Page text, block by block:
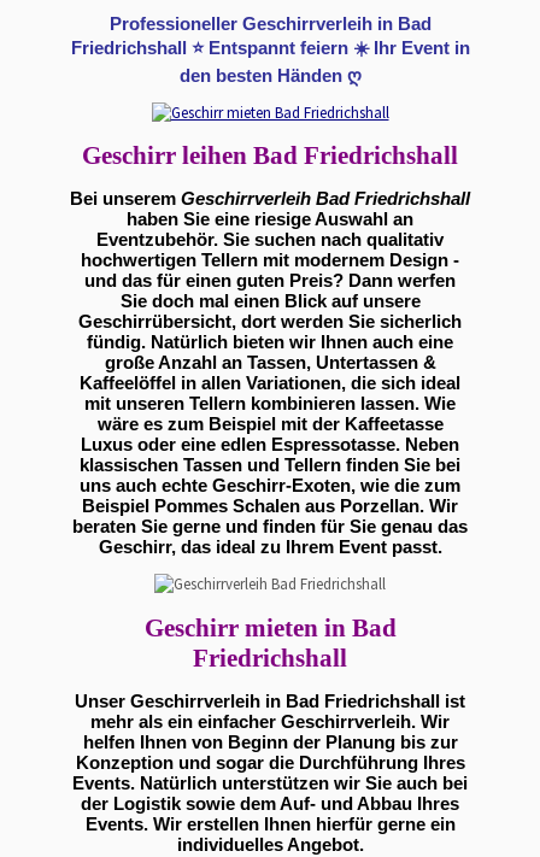
Professioneller Geschirrverleih in Bad
Friedrichshall ⭐ Entspannt feiern ☀️ Ihr Event in
den besten Händen ღ
Geschirr leihen Bad Friedrichshall
Bei unserem Geschirrverleih Bad Friedrichshall
haben Sie eine riesige Auswahl an
Eventzubehör. Sie suchen nach qualitativ
hochwertigen Tellern mit modernem Design -
und das für einen guten Preis? Dann werfen
Sie doch mal einen Blick auf unsere
Geschirrübersicht, dort werden Sie sicherlich
fündig. Natürlich bieten wir Ihnen auch eine
große Anzahl an Tassen, Untertassen &
Kaffeelöffel in allen Variationen, die sich ideal
mit unseren Tellern kombinieren lassen. Wie
wäre es zum Beispiel mit der Kaffeetasse
Luxus oder eine edlen Espressotasse. Neben
klassischen Tassen und Tellern finden Sie bei
uns auch echte Geschirr-Exoten, wie die zum
Beispiel Pommes Schalen aus Porzellan. Wir
beraten Sie gerne und finden für Sie genau das
Geschirr, das ideal zu Ihrem Event passt.
Geschirr mieten in Bad
Friedrichshall
Unser Geschirrverleih in Bad Friedrichshall ist
mehr als ein einfacher Geschirrverleih. Wir
helfen Ihnen von Beginn der Planung bis zur
Konzeption und sogar die Durchführung Ihres
Events. Natürlich unterstützen wir Sie auch bei
der Logistik sowie dem Auf- und Abbau Ihres
Events. Wir erstellen Ihnen hierfür gerne ein
individuelles Angebot.